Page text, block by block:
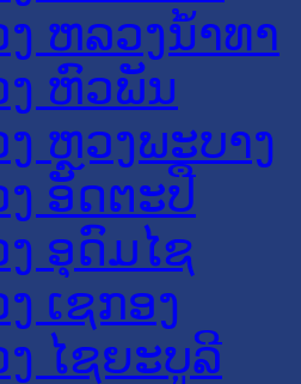
ຫລວງນໍ້າທາ
ຫົວພັນ
ຫຼວງພະບາງ
ອັດຕະປື
ອຸດົມໄຊ
ເຊກອງ
ໄຊຍະບູລີ